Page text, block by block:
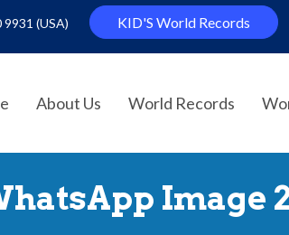
9931 (USA) KID'S World Records
About Us World Records
Image